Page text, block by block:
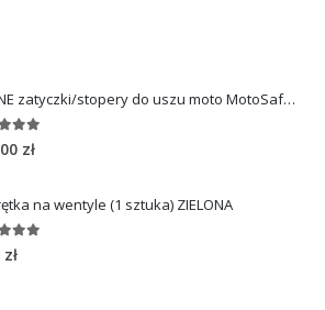
ALPINE zatyczki/stopery do uszu moto MotoSafe Pro
out of 5
zł
na wentyle (1 sztuka) ZIELONA
out of 5
zł